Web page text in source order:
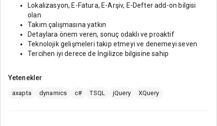
Lokalizasyon, E-Fatura, E-Arşiv, E-Defter add-on bilgisi
olan
Takım çalışmasına yatkın
Detaylara önem veren, sonuç odaklı ve proaktif
Teknolojik gelişmeleri takip etmeyi ve denemeyi seven
Tercihen iyi derece de İngilizce bilgisine sahip
Yetenekler
axapta dynamics c# TSQL jQuery XQuery